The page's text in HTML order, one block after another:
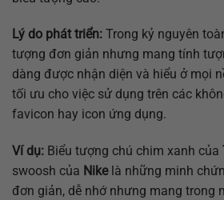
Lý do phát triển: Trong kỷ nguyên
tượng đơn giản nhưng mang tính
dàng được nhận diện và hiểu ở mọi
tối ưu cho việc sử dụng trên các
favicon hay icon ứng dụng.
Ví dụ: Biểu tượng chú chim xanh của
swoosh của Nikelà những minh
đơn giản, dễ nhớ nhưng mang trong